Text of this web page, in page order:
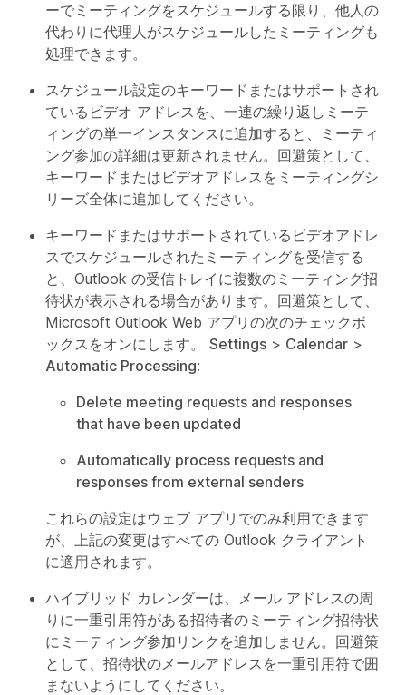
ーでミーティングをスケジュールする限り、他人の
代わりに代理人がスケジュールしたミーティングも
処理できます。
スケジュール設定のキーワードまたはサポートされ
ているビデオ アドレスを、一連の繰り返しミーテ
ィングの単一インスタンスに追加すると、ミーティ
ング参加の詳細は更新されません。回避策として、
キーワードまたはビデオアドレスをミーティングシ
リーズ全体に追加してください。
キーワードまたはサポートされているビデオアドレ
スでスケジュールされたミーティングを受信する
と、Outlook の受信トレイに複数のミーティング招
待状が表示される場合があります。回避策として、
Microsoft Outlook Web アプリの次のチェックボ
ックスをオンにします。 Settings > Calendar >
Automatic Processing:
Delete meeting requests and responses
that have been updated
Automatically process requests and
responses from external senders
これらの設定はウェブ アプリでのみ利用できます
が、上記の変更はすべての Outlook クライアント
に適用されます。
ハイブリッド カレンダーは、メール アドレスの周
りに一重引用符がある招待者のミーティング招待状
にミーティング参加リンクを追加しません。回避策
として、招待状のメールアドレスを一重引用符で囲
まないようにしてください。